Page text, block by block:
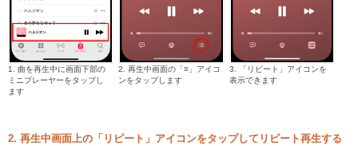
1. 曲を再生中に画面下部の
ミニプレーヤーをタップし
ます
2. 再生中画面の「≡」アイコ
ンをタップします
3. 「リピート」アイコンを
表示できます
2. 再生中画面上の「リピート」アイコンをタップしてリピート再生する